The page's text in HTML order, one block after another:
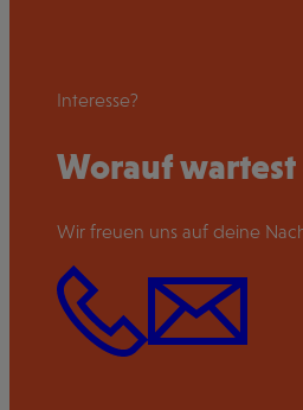
Interesse?
Worauf wartest
Wir freuen uns auf deine